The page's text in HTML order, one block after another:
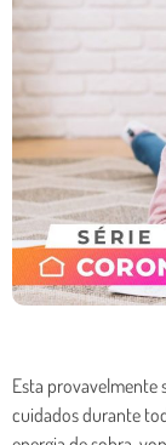
Esta provavelmente
cuidados durante